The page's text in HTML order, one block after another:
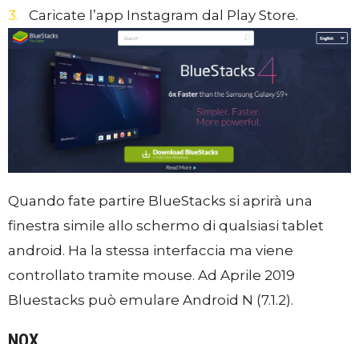
Caricate l’app Instagram dal Play Store.
Quando fate partire BlueStacks si aprirà una
finestra simile allo schermo di qualsiasi tablet
android. Ha la stessa interfaccia ma viene
controllato tramite mouse. Ad Aprile 2019
Bluestacks può emulare Android N (7.1.2).